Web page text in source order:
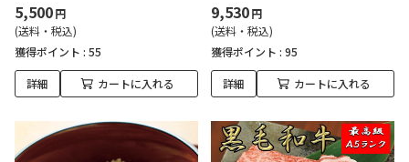
5,500円
(送料・税込)
獲得ポイント : 55
詳細 カートに入れる
9,530円
(送料・税込)
獲得ポイント : 95
詳細 カートに入れる